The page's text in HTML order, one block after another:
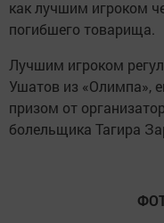
как лучшим игроком
погибшего товарища.
Лучшим игроком
Ушатов из «Олимпа»,
призом от
болельщика Тагира